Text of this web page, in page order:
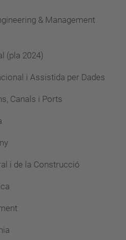
& Management
(pla 2024)
i Assistida per Dades
Canals i Ports
i de la Construcció